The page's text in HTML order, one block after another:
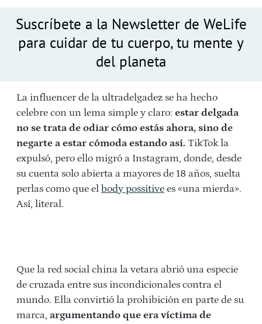
Suscríbete a la Newsletter de WeLife
para cuidar de tu cuerpo, tu mente y
del planeta
La influencer de la ultradelgadez se ha hecho
celebre con un lema simple y claro: estar delgada
no se trata de odiar cómo estás ahora, sino de
negarte a estar cómoda estando así. TikTok la
expulsó, pero ello migró a Instagram, donde, desde
su cuenta solo abierta a mayores de 18 años, suelta
perlas como que el body possitive es «una mierda».
Así, literal.
Que la red social china la vetara abrió una especie
de cruzada entre sus incondicionales contra el
mundo. Ella convirtió la prohibición en parte de su
marca, argumentando que era víctima de